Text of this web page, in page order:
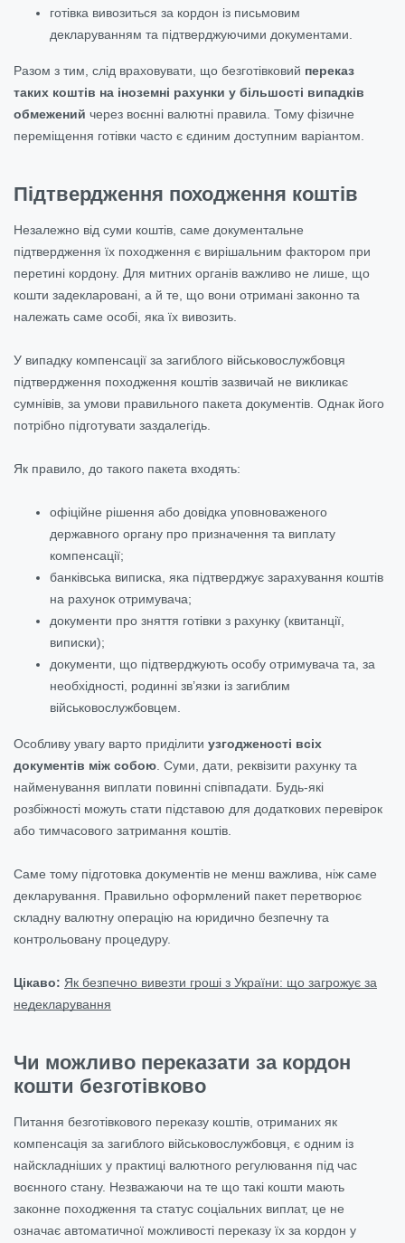
готівка вивозиться за кордон із письмовим
декларуванням та підтверджуючими документами.
Разом з тим, слід враховувати, що безготівковий переказ
таких коштів на іноземні рахунки у більшості випадків
обмежений через воєнні валютні правила. Тому фізичне
переміщення готівки часто є єдиним доступним варіантом.
Підтвердження походження коштів
Незалежно від суми коштів, саме документальне
підтвердження їх походження є вирішальним фактором при
перетині кордону. Для митних органів важливо не лише, що
кошти задекларовані, а й те, що вони отримані законно та
належать саме особі, яка їх вивозить.
У випадку компенсації за загиблого військовослужбовця
підтвердження походження коштів зазвичай не викликає
сумнівів, за умови правильного пакета документів. Однак його
потрібно підготувати заздалегідь.
Як правило, до такого пакета входять:
офіційне рішення або довідка уповноваженого
державного органу про призначення та виплату
компенсації;
банківська виписка, яка підтверджує зарахування коштів
на рахунок отримувача;
документи про зняття готівки з рахунку (квитанції,
виписки);
документи, що підтверджують особу отримувача та, за
необхідності, родинні зв’язки із загиблим
військовослужбовцем.
Особливу увагу варто приділити узгодженості всіх
документів між собою . Суми, дати, реквізити рахунку та
найменування виплати повинні співпадати. Будь-які
розбіжності можуть стати підставою для додаткових перевірок
або тимчасового затримання коштів.
Саме тому підготовка документів не менш важлива, ніж саме
декларування. Правильно оформлений пакет перетворює
складну валютну операцію на юридично безпечну та
контрольовану процедуру.
Цікаво: Як безпечно вивезти гроші з України: що загрожує за
недекларування
Чи можливо переказати за кордон
кошти безготівково
Питання безготівкового переказу коштів, отриманих як
компенсація за загиблого військовослужбовця, є одним із
найскладніших у практиці валютного регулювання під час
воєнного стану. Незважаючи на те що такі кошти мають
законне походження та статус соціальних виплат, це не
означає автоматичної можливості переказу їх за кордон у